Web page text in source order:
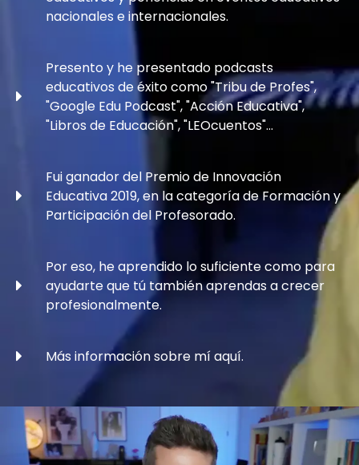
nacionales e internacionales.
Presento y he presentado podcasts
educativos de éxito como "Tribu de Profes",
"Google Edu Podcast", "Acción Educativa",
"Libros de Educación", "LEOcuentos"...
Fui ganador del Premio de Innovación
Educativa 2019, en la categoría de Formación y
Participación del Profesorado.
Por eso, he aprendido lo suficiente como para
ayudarte que tú también aprendas a crecer
profesionalmente.
Más información sobre mí aquí.